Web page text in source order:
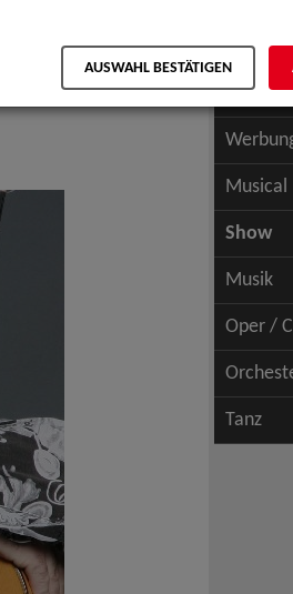
Musical
Show
Musik
Oper /
Tanz
AUSWAHL BESTÄTIGEN